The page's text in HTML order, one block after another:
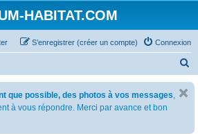
HABITAT.COM
Connexion
S’enregistrer (créer un compte)
e
que possible, des photos à vos messages,
à vous répondre. Merci par avance et bon